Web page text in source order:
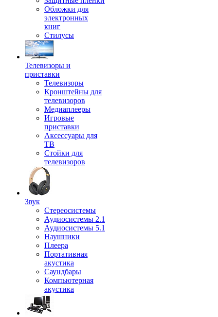
Обложки для
электронных
книг
Стилусы
Телевизоры и
приставки
Телевизоры
Кронштейны для
телевизоров
Медиаплееры
Игровые
приставки
Аксессуары для
ТВ
Стойки для
телевизоров
Звук
Стереосистемы
Аудиосистемы 2.1
Аудиосистемы 5.1
Наушники
Плеера
Портативная
акустика
Саундбары
Компьютерная
акустика